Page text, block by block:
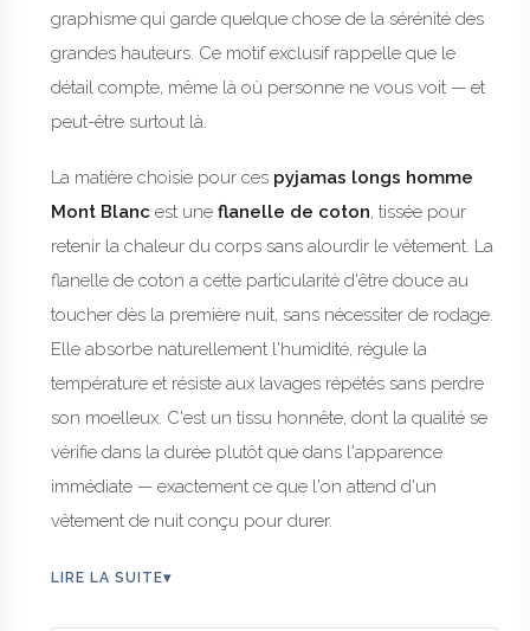
graphisme qui garde quelque chose de la sérénité des
grandes hauteurs. Ce motif exclusif rappelle que le
détail compte, même là où personne ne vous voit — et
peut-être surtout là.
La matière choisie pour ces pyjamas longs homme
Mont Blanc est une flanelle de coton, tissée pour
retenir la chaleur du corps sans alourdir le vêtement. La
flanelle de coton a cette particularité d'être douce au
toucher dès la première nuit, sans nécessiter de rodage.
Elle absorbe naturellement l'humidité, régule la
température et résiste aux lavages répétés sans perdre
son moelleux. C'est un tissu honnête, dont la qualité se
vérifie dans la durée plutôt que dans l'apparence
immédiate — exactement ce que l'on attend d'un
vêtement de nuit conçu pour durer.
LIRE LA SUITE▾